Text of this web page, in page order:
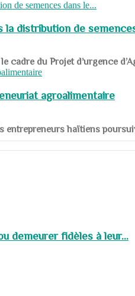
distribution de
du Projet d’urgence
agroalimentaire
haïtiens
demeurer fidèles à leur...